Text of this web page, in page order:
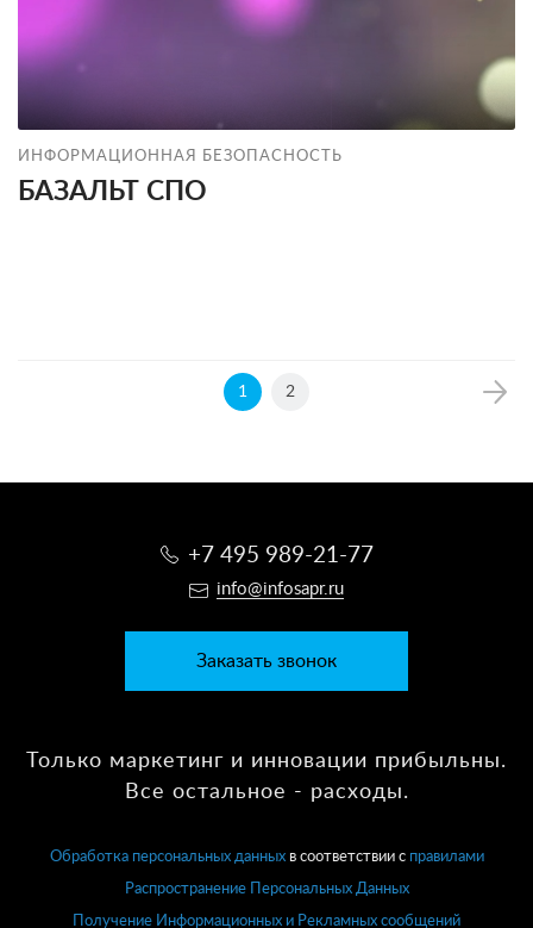
ИНФОРМАЦИОННАЯ БЕЗОПАСНОСТЬ
БАЗАЛЬТ СПО
1 2
+7 495 989-21-77
info@infosapr.ru
Заказать звонок
Только маркетинг и инновации прибыльны.
Все остальное - расходы.
Обработка персональных данныхв соответствии с правилами
Распространение Персональных Данных
Получение Информационных и Рекламных сообщений